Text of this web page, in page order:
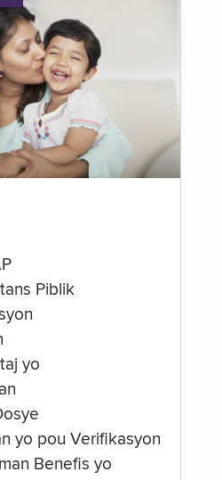
Piblik
yo
yo pou Verifikasyon
Benefis yo